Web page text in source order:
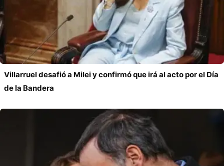
Villarruel desafió a Milei y confirmó que irá al acto por el Día
de la Bandera